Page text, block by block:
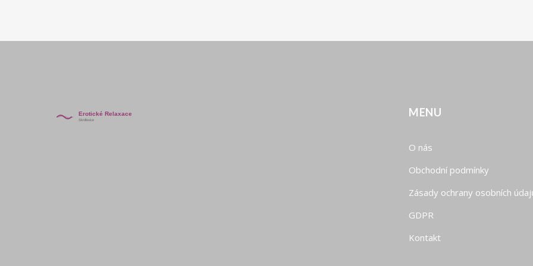
MENU
O nás
Obchodní podmínky
Zásady ochrany osobních
GDPR
Kontakt